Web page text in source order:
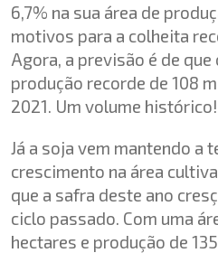
6,7% na sua área de
motivos para a colheita
Agora, a previsão é de
produção recorde de 108
2021. Um volume histórico!
Já a soja vem mantendo a
crescimento na área
que a safra deste ano
ciclo passado. Com uma
hectares e produção de